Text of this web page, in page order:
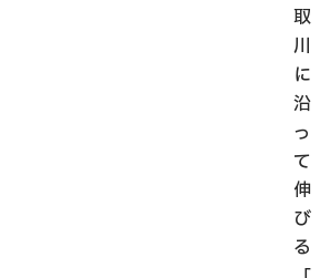
取
川
に
沿
っ
て
伸
び
る